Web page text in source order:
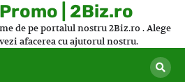
| 2Biz.ro
de pe portalul nostru 2Biz.ro . Alege
afacerea cu ajutorul nostru.